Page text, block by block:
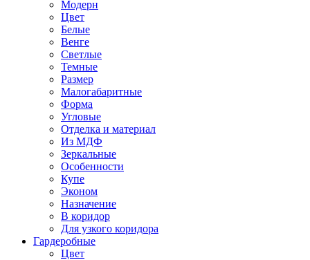
Модерн
Цвет
Белые
Венге
Светлые
Темные
Размер
Малогабаритные
Форма
Угловые
Отделка и материал
Из МДФ
Зеркальные
Особенности
Купе
Эконом
Назначение
В коридор
Для узкого коридора
Гардеробные
Цвет